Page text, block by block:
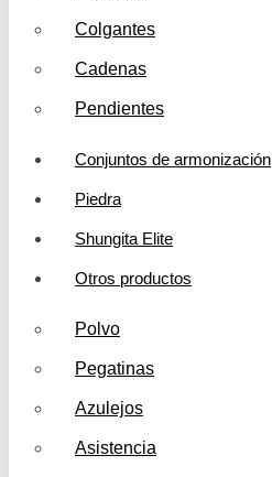
Colgantes
Cadenas
Pendientes
Conjuntos de armonización
Piedra
Shungita Elite
Otros productos
Polvo
Pegatinas
Azulejos
Asistencia